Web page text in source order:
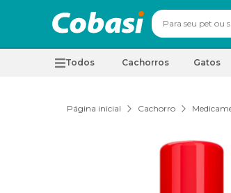
Todos Cachorros Gatos
Página inicial Cachorro